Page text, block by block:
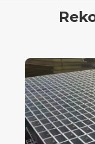
Booming
Shunchen
Lihat Lebih